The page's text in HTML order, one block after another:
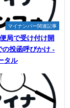
マイナンバー関連記事
局で受け付け開
の投函呼びかけ -
タル